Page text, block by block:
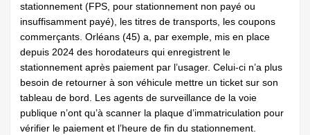
stationnement (FPS, pour stationnement non payé ou
insuffisamment payé), les titres de transports, les coupons
commerçants. Orléans (45) a, par exemple, mis en place
depuis 2024 des horodateurs qui enregistrent le
stationnement après paiement par l’usager. Celui-ci n’a plus
besoin de retourner à son véhicule mettre un ticket sur son
tableau de bord. Les agents de surveillance de la voie
publique n’ont qu’à scanner la plaque d’immatriculation pour
vérifier le paiement et l’heure de fin du stationnement.